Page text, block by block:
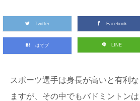
Twitter Facebook
はてブ LINE
スポーツ選手は身長が高いと有利
ますが、その中でもバドミントン